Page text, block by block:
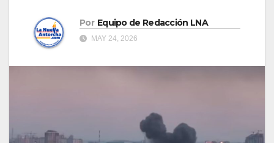
Por Equipo de Redacción LNA
MAY 24, 2026